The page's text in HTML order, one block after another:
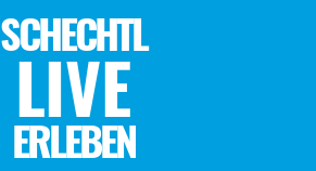
SCHECHTL
LIVE
ERLEBEN